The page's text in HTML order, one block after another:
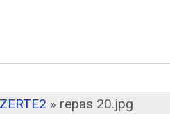
» repas 20.jpg